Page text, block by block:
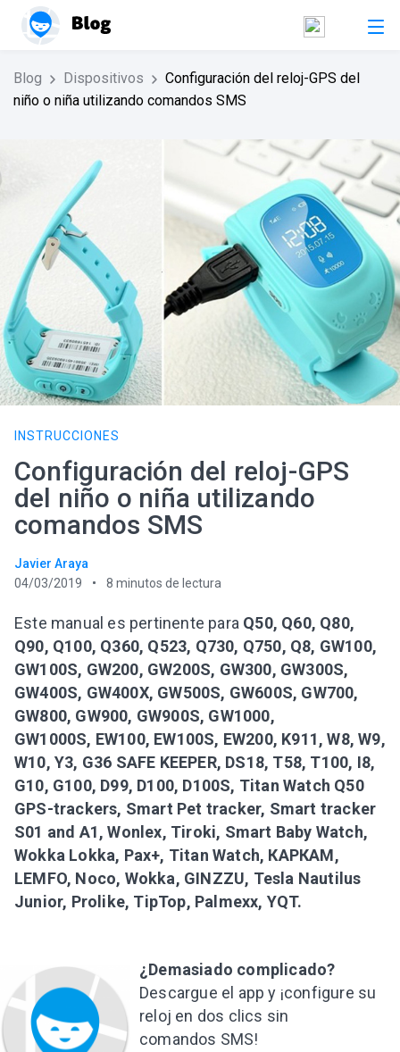
Blog Dispositivos
Configuración del reloj-GPS del
niño o niña utilizando comandos SMS
INSTRUCCIONES
Configuración del reloj-GPS
del niño o niña utilizando
comandos SMS
Javier Araya
04/03/2019
8 minutos de lectura
Este manual es pertinente para Q50, Q60, Q80,
Q90, Q100, Q360, Q523, Q730, Q750, Q8, GW100,
GW100S, GW200, GW200S, GW300, GW300S,
GW400S, GW400X, GW500S, GW600S, GW700,
GW800, GW900, GW900S, GW1000,
GW1000S, EW100, EW100S, EW200, K911, W8, W9,
W10, Y3, G36 SAFE KEEPER, DS18, T58, T100, I8,
G10, G100, D99, D100, D100S, Titan Watch Q50
GPS-trackers, Smart Pet tracker, Smart tracker
S01 and A1, Wonlex, Tiroki, Smart Baby Watch,
Wokka Lokka, Pax+, Titan Watch, КАРКАМ,
LEMFO, Noco, Wokka, GINZZU, Tesla Nautilus
Junior, Prolike, TipTop, Palmexx, YQT.
¿Demasiado complicado?
Descargue el app y ¡configure su
reloj en dos clics sin
comandos SMS!